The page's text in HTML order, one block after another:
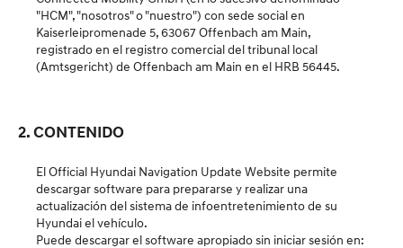
"HCM", "nosotros" o "nuestro") con sede social en
Kaiserleipromenade 5, 63067 Offenbach am Main,
registrado en el registro comercial del tribunal local
(Amtsgericht) de Offenbach am Main en el HRB 56445.
2. CONTENIDO
El Official Hyundai Navigation Update Website permite
descargar software para prepararse y realizar una
actualización del sistema de infoentretenimiento de su
Hyundai el vehículo.
Puede descargar el software apropiado sin iniciar sesión en: